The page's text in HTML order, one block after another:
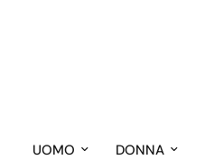
UOMO DONNA